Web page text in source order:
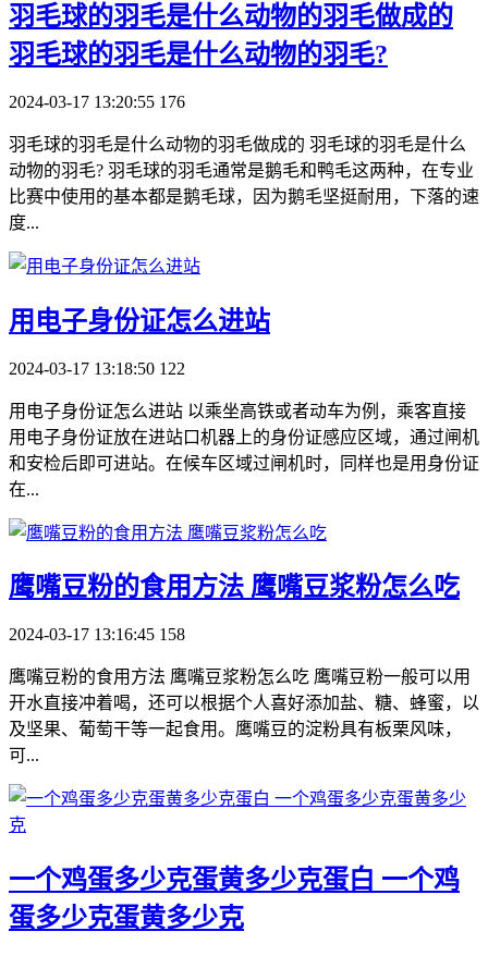
​羽毛球的羽毛是什么动物的羽毛做成的
羽毛球的羽毛是什么动物的羽毛?
2024-03-17 13:20:55 176
羽毛球的羽毛是什么动物的羽毛做成的 羽毛球的羽毛是什么
动物的羽毛? 羽毛球的羽毛通常是鹅毛和鸭毛这两种，在专业
比赛中使用的基本都是鹅毛球，因为鹅毛坚挺耐用，下落的速
度...
​用电子身份证怎么进站
2024-03-17 13:18:50 122
用电子身份证怎么进站 以乘坐高铁或者动车为例，乘客直接
用电子身份证放在进站口机器上的身份证感应区域，通过闸机
和安检后即可进站。在候车区域过闸机时，同样也是用身份证
在...
​鹰嘴豆粉的食用方法 鹰嘴豆浆粉怎么吃
2024-03-17 13:16:45 158
鹰嘴豆粉的食用方法 鹰嘴豆浆粉怎么吃 鹰嘴豆粉一般可以用
开水直接冲着喝，还可以根据个人喜好添加盐、糖、蜂蜜，以
及坚果、葡萄干等一起食用。鹰嘴豆的淀粉具有板栗风味，
可...
​一个鸡蛋多少克蛋黄多少克蛋白 一个鸡
蛋多少克蛋黄多少克